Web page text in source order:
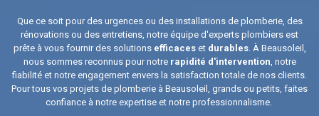
Que ce soit pour des urgences ou des installations de plomberie, des
rénovations ou des entretiens, notre équipe d'experts plombiers est
prête à vous fournir des solutions efficaces et durables. À Beausoleil,
nous sommes reconnus pour notre rapidité d'intervention , notre
fiabilité et notre engagement envers la satisfaction totale de nos clients.
Pour tous vos projets de plomberie à Beausoleil, grands ou petits, faites
confiance à notre expertise et notre professionnalisme.